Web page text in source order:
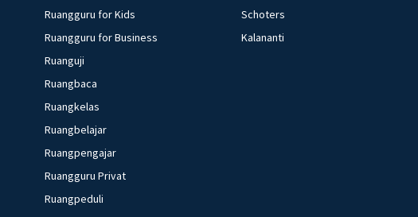
Ruangguru for Kids
Ruangguru for Business
Ruanguji
Ruangbaca
Ruangkelas
Ruangbelajar
Ruangpengajar
Ruangguru Privat
Ruangpeduli
Schoters
Kalananti